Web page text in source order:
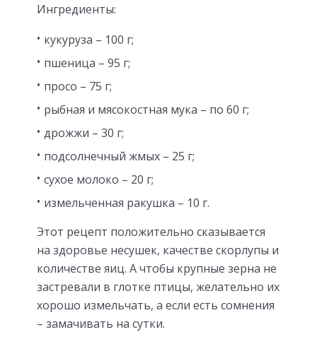
Ингредиенты:
кукуруза – 100 г;
пшеница – 95 г;
просо – 75 г;
рыбная и мясокостная мука – по 60 г;
дрожжи – 30 г;
подсолнечный жмых – 25 г;
сухое молоко – 20 г;
измельченная ракушка – 10 г.
Этот рецепт положительно сказывается
на здоровье несушек, качестве скорлупы и
количестве яиц. А чтобы крупные зерна не
застревали в глотке птицы, желательно их
хорошо измельчать, а если есть сомнения
– замачивать на сутки.